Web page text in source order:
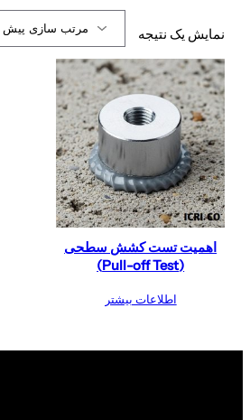
نمایش یک نتیجه
اهمیت تست کشش سطحی
(Pull-off Test)
اطلاعات بیشتر